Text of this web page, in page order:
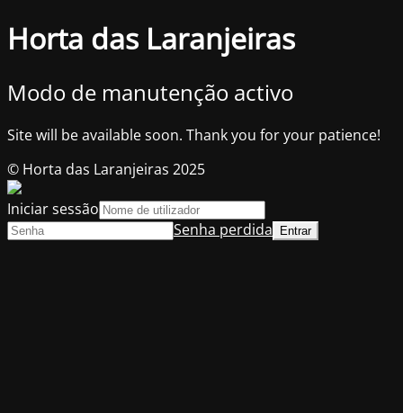
Horta das Laranjeiras
Modo de manutenção activo
Site will be available soon. Thank you for your patience!
© Horta das Laranjeiras 2025
Iniciar sessão
Senha perdida